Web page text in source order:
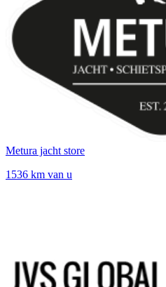
Metura jacht store
1536 km van u